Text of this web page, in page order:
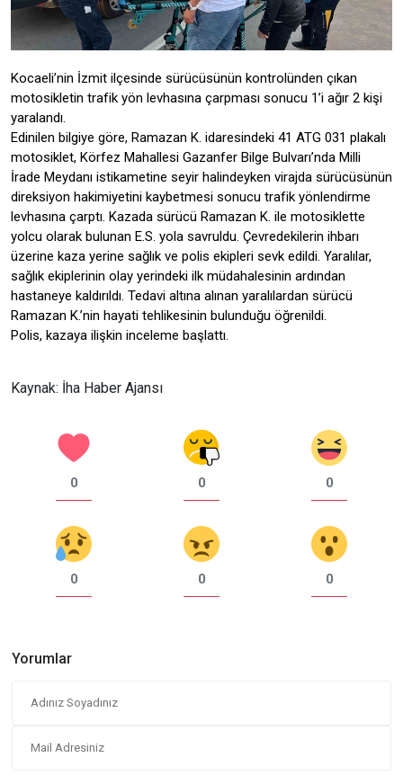
Kocaeli’nin İzmit ilçesinde sürücüsünün kontrolünden çıkan
motosikletin trafik yön levhasına çarpması sonucu 1’i ağır 2 kişi
yaralandı.
Edinilen bilgiye göre, Ramazan K. idaresindeki 41 ATG 031 plakalı
motosiklet, Körfez Mahallesi Gazanfer Bilge Bulvarı’nda Milli
İrade Meydanı istikametine seyir halindeyken virajda sürücüsünün
direksiyon hakimiyetini kaybetmesi sonucu trafik yönlendirme
levhasına çarptı. Kazada sürücü Ramazan K. ile motosiklette
yolcu olarak bulunan E.S. yola savruldu. Çevredekilerin ihbarı
üzerine kaza yerine sağlık ve polis ekipleri sevk edildi. Yaralılar,
sağlık ekiplerinin olay yerindeki ilk müdahalesinin ardından
hastaneye kaldırıldı. Tedavi altına alınan yaralılardan sürücü
Ramazan K.’nin hayati tehlikesinin bulunduğu öğrenildi.
Polis, kazaya ilişkin inceleme başlattı.
Kaynak: İha Haber Ajansı
0 0 0
0 0 0
Yorumlar